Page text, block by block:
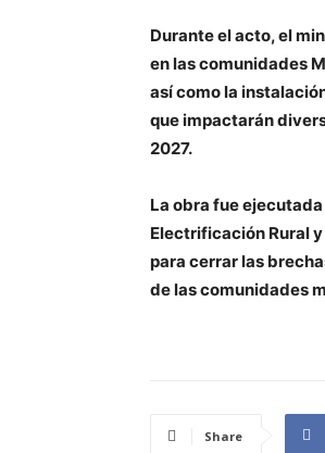
Durante el acto, el
en las comunidades
así como la
que impactarán
2027.
La obra fue
Electrificación Rural
para cerrar las
de las comunidades
Share